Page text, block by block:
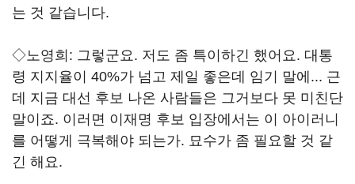
는 것 같습니다.
◇노영희: 그렇군요. 저도 좀 특이하긴 했어요. 대통
령 지지율이 40%가 넘고 제일 좋은데 임기 말에... 근
데 지금 대선 후보 나온 사람들은 그거보다 못 미친단
말이죠. 이러면 이재명 후보 입장에서는 이 아이러니
를 어떻게 극복해야 되는가. 묘수가 좀 필요할 것 같
긴 해요.